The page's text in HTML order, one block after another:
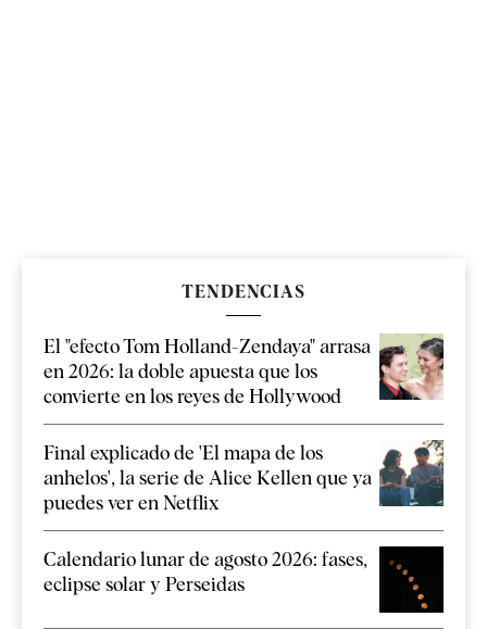
TENDENCIAS
El "efecto Tom Holland-Zendaya" arrasa
en 2026: la doble apuesta que los
convierte en los reyes de Hollywood
Final explicado de 'El mapa de los
anhelos', la serie de Alice Kellen que ya
puedes ver en Netflix
Calendario lunar de agosto 2026: fases,
eclipse solar y Perseidas